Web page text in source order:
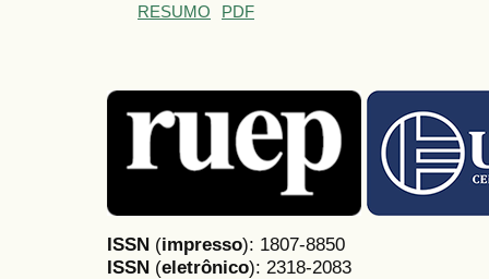
RESUMO PDF
ISSN (impresso): 1807-8850
ISSN (eletrônico): 2318-2083